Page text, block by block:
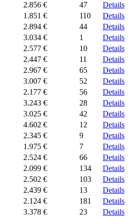
2.856 € 47
Details
1.851 € 110
Details
2.894 € 44
Details
3.034 € 1
Details
2.577 € 10
Details
2.447 € 11
Details
2.967 € 65
Details
3.007 € 52
Details
2.177 € 56
Details
3.243 € 28
Details
3.025 € 42
Details
4.602 € 12
Details
2.345 € 9
Details
1.975 € 7
Details
2.524 € 66
Details
2.099 € 134
Details
2.502 € 103
Details
2.439 € 13
Details
2.124 € 181
Details
3.378 € 23
Details